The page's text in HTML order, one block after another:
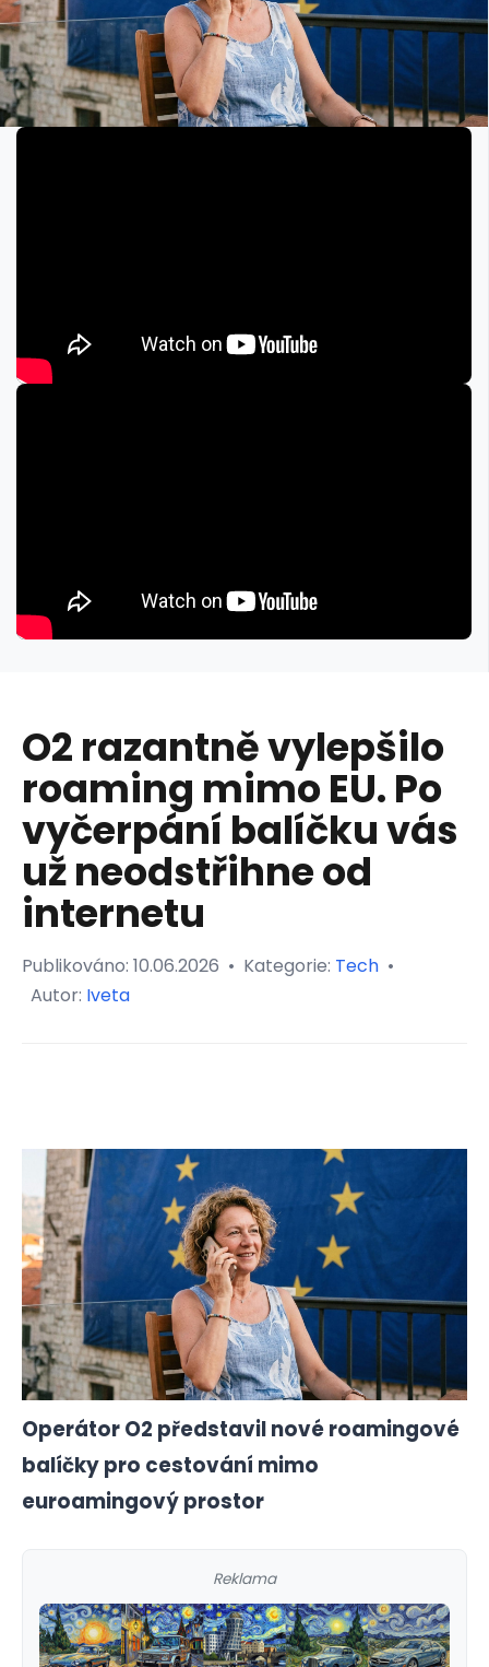
O2 razantně vylepšilo
roaming mimo EU. Po
vyčerpání balíčku vás
už neodstřihne od
internetu
Publikováno: 10.06.2026 • Kategorie: Tech •
Autor: Iveta
Operátor O2 představil nové roamingové
balíčky pro cestování mimo
euroamingový prostor
Reklama